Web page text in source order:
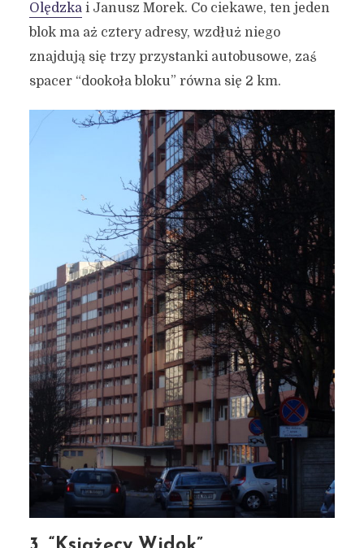
Olędzkai Janusz Morek. Co ciekawe, ten jeden
blok ma aż cztery adresy, wzdłuż niego
znajdują się trzy przystanki autobusowe, zaś
spacer “dookoła bloku” równa się 2 km.